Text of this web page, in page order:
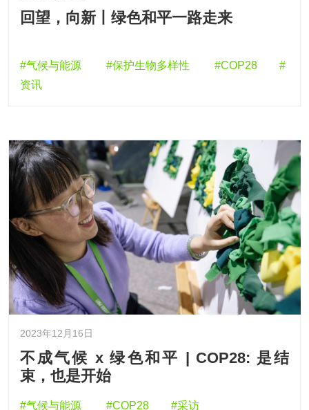
回望，向新丨绿色和平一路走来
#气候与能源 #保护生物多样性 #COP28
#
资讯
2023年12月16日
不成气候 x 绿色和平 | COP28: 是结
束，也是开始
#气候与能源 #COP28 #采访